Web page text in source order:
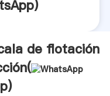
)
de flotación
)